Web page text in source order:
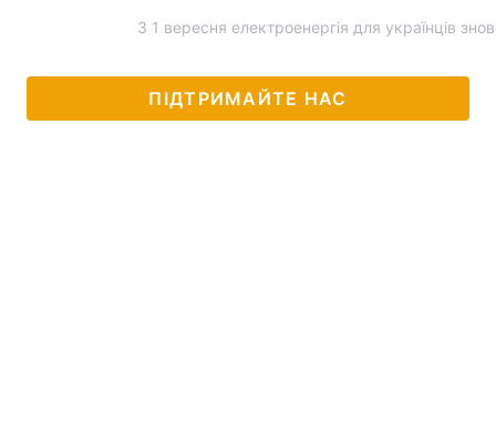
З 1 вересня електроенергія для українців
ПІДТРИМАЙТЕ НАС